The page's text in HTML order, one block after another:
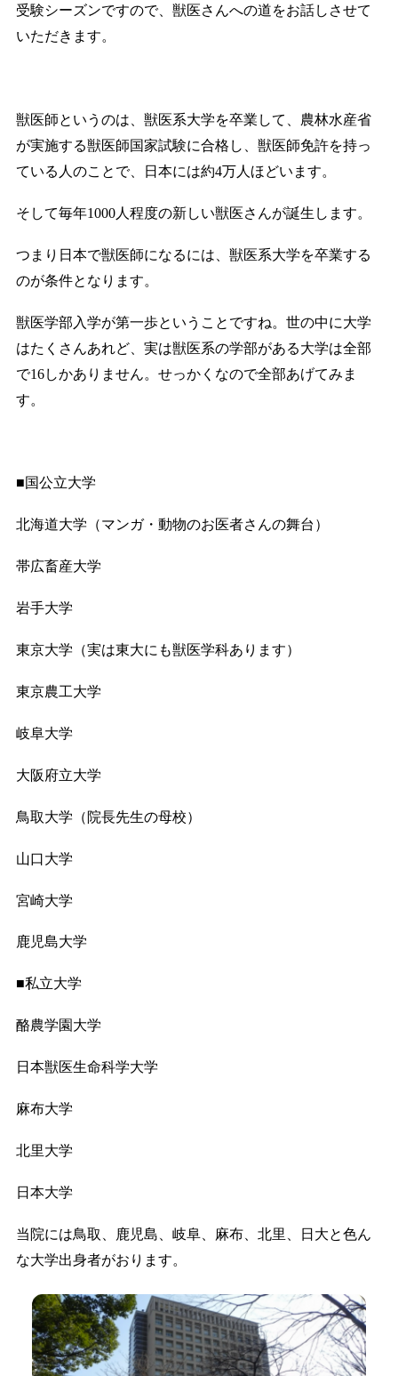
受験シーズンですので、獣医さんへの道をお話しさせて
いただきます。
獣医師というのは、獣医系大学を卒業して、農林水産省
が実施する獣医師国家試験に合格し、獣医師免許を持っ
ている人のことで、日本には約4万人ほどいます。
そして毎年1000人程度の新しい獣医さんが誕生します。
つまり日本で獣医師になるには、獣医系大学を卒業する
のが条件となります。
獣医学部入学が第一歩ということですね。世の中に大学
はたくさんあれど、実は獣医系の学部がある大学は全部
で16しかありません。せっかくなので全部あげてみま
す。
■国公立大学
北海道大学（マンガ・動物のお医者さんの舞台）
帯広畜産大学
岩手大学
東京大学（実は東大にも獣医学科あります）
東京農工大学
岐阜大学
大阪府立大学
鳥取大学（院長先生の母校）
山口大学
宮崎大学
鹿児島大学
■私立大学
酪農学園大学
日本獣医生命科学大学
麻布大学
北里大学
日本大学
当院には鳥取、鹿児島、岐阜、麻布、北里、日大と色ん
な大学出身者がおります。